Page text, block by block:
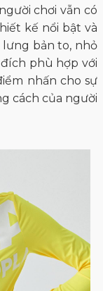
chơi vẫn có
kế nổi bật và
lưng bản to, nhỏ
phù hợp với
nhấn cho sự
cách của người